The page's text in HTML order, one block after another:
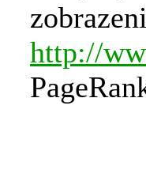
http://